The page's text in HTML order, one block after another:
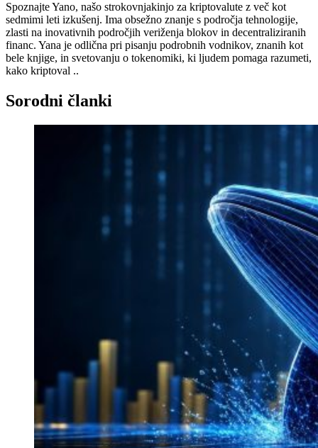
Spoznajte Yano, našo strokovnjakinjo za kriptovalute z več kot
sedmimi leti izkušenj. Ima obsežno znanje s področja tehnologije,
zlasti na inovativnih področjih veriženja blokov in decentraliziranih
financ. Yana je odlična pri pisanju podrobnih vodnikov, znanih kot
bele knjige, in svetovanju o tokenomiki, ki ljudem pomaga razumeti,
kako kriptoval ..
Sorodni članki